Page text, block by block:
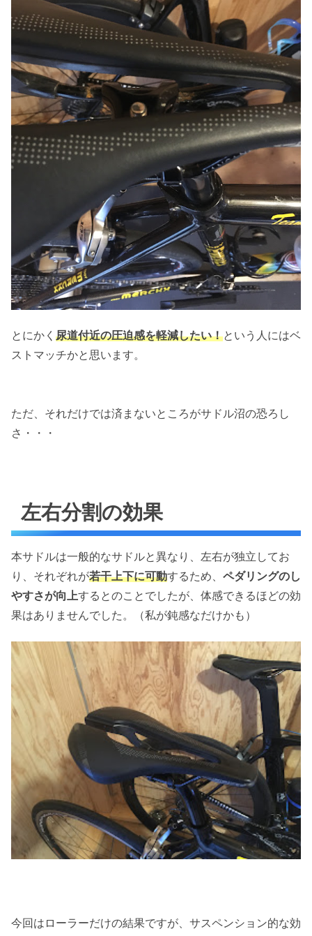
とにかく 尿道付近の圧迫感を軽減したい！という人にはベ
ストマッチかと思います。
ただ、それだけでは済まないところがサドル沼の恐ろし
さ・・・
左右分割の効果
本サドルは一般的なサドルと異なり、左右が独立してお
り、それぞれが若干上下に可動するため、 ペダリングのし
やすさが向上するとのことでしたが、体感できるほどの効
果はありませんでした。（私が鈍感なだけかも）
今回はローラーだけの結果ですが、サスペンション的な効